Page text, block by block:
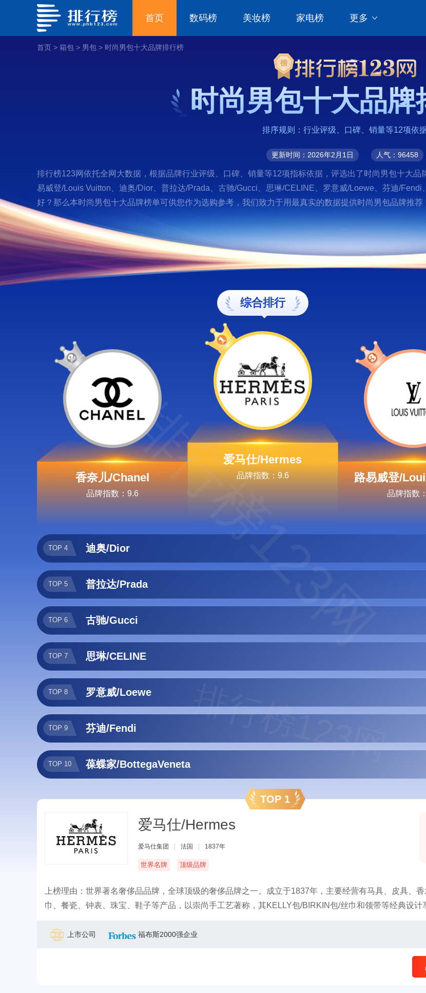
首页 数码榜 美妆榜 家电榜 更多
首页 > 箱包 > 男包 > 时尚男包十大品牌排行榜
时尚男包十大品牌
排序规则：行业评级、口碑、销量等12项依
更新时间：2026年2月1日 人气：96458
排行榜123网依托全网大数据，根据品牌行业评级、口碑、销量等12项指标依据，评选出了时尚男包十大
易威登/Louis Vuitton、迪奥/Dior、普拉达/Prada、古驰/Gucci、思琳/CELINE、罗意威/Loewe、芬迪/
好？那么本时尚男包十大品牌榜单可供您作为选购参考，我们致力于用最真实的数据提供时尚男包品牌推
综合排行
香奈儿/Chanel
品牌指数：9.6
爱马仕/Hermes
品牌指数：9.6 路易威登/
品牌指数
TOP 4 迪奥/Dior
TOP 5 普拉达/Prada
TOP 6 古驰/Gucci
TOP 7 思琳/CELINE
TOP 8 罗意威/Loewe
TOP 9 芬迪/Fendi
TOP 10 葆蝶家/BottegaVeneta
TOP 1
爱马仕/Hermes
爱马仕集团 法国 1837年
世界名牌 顶级品牌
上榜理由：世界著名奢侈品品牌，全球顶级的奢侈品牌之一。成立于1837年，主要经营有马具、皮具、
巾、餐瓷、钟表、珠宝、鞋子等产品，以崇尚手工艺著称，其KELLY包/BIRKIN包/丝巾和领带等经典设计
上市公司 福布斯2000强企业
排行榜123网
排行榜123网